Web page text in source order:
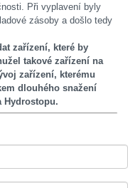
Při vyplavení byly
zásoby a došlo tedy
zařízení, které by
takové zařízení na
zařízení, kterému
dlouhého snažení
Hydrostopu.